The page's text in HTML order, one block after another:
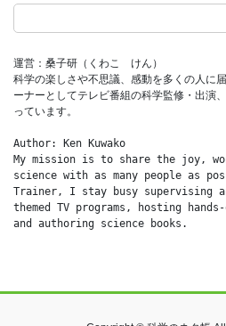
運営：桑子研（くわこ　けん）
科学の楽しさや不思議、感動を多くの人に
ーナーとしてテレビ番組の科学監修・出演
っています。
Author: Ken Kuwako
My mission is to share the joy,
science with as many people as
Trainer, I stay busy supervising
themed TV programs, hosting
and authoring science books.